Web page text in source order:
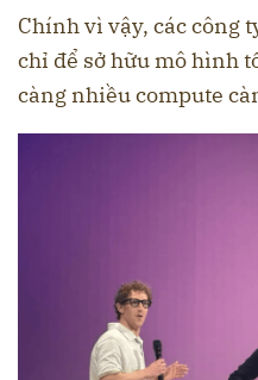
Chính vì vậy, các công
chỉ để sở hữu mô hình
càng nhiều compute